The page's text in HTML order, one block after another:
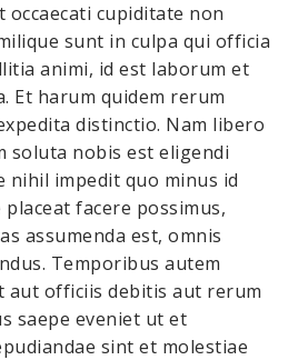
occaecati cupiditate non
sunt in culpa qui officia
animi, id est laborum et
Et harum quidem rerum
distinctio. Nam libero
soluta nobis est eligendi
nihil impedit quo minus id
placeat facere possimus,
assumenda est, omnis
Temporibus autem
aut officiis debitis aut rerum
saepe eveniet ut et
sint et molestiae